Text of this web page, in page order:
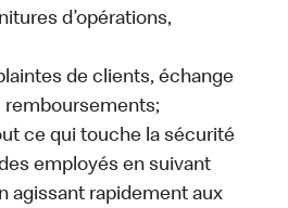
d’opérations,
de clients, échange
remboursements;
ce qui touche la sécurité
employés en suivant
agissant rapidement aux